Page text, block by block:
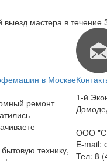
выезд мастера в течение
в Москве
ремонт
технику,
1-й
ООО
E-mail:
Тел: 8